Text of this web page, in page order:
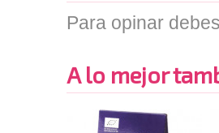
Para opinar
A lo mejor